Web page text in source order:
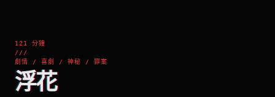
121 分鐘
///
劇情 / 喜劇 / 神秘 / 罪案
浮花